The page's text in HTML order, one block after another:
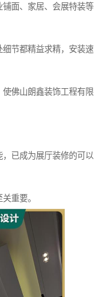
面、家居、会展特装等
节都精益求精，安装速
使佛山朗鑫装饰工程有限
已成为展厅装修的可以
重要。